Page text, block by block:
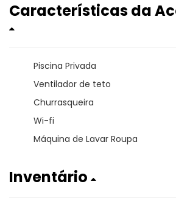
Características da
Piscina Privada
Ventilador de teto
Churrasqueira
Wi-fi
Máquina de Lavar Roupa
Inventário